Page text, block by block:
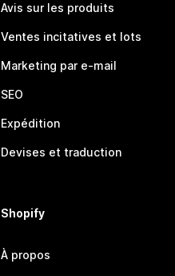
Avis sur les produits
Ventes incitatives et lots
Marketing par e-mail
SEO
Expédition
Devises et traduction
Shopify
À propos